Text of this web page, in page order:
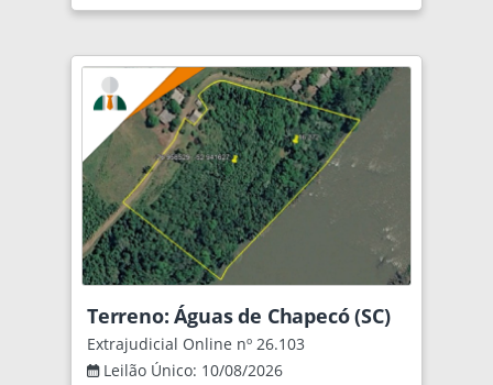
Terreno: Águas de Chapecó (SC)
Extrajudicial Online nº 26.103
Leilão Único: 10/08/2026